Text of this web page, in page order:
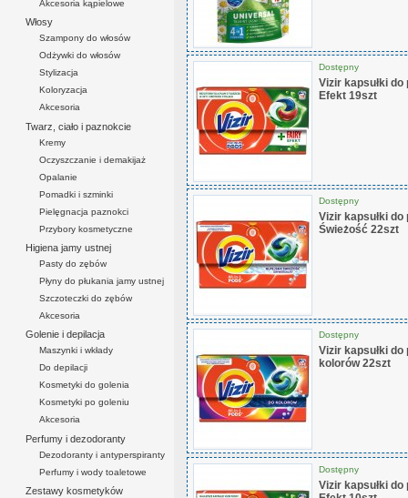
Akcesoria kąpielowe
Włosy
Szampony do włosów
Odżywki do włosów
Stylizacja
Koloryzacja
Akcesoria
Twarz, ciało i paznokcie
Kremy
Oczyszczanie i demakijaż
Opalanie
Pomadki i szminki
Pielęgnacja paznokci
Przybory kosmetyczne
Higiena jamy ustnej
Pasty do zębów
Płyny do płukania jamy ustnej
Szczoteczki do zębów
Akcesoria
Golenie i depilacja
Maszynki i wkłady
Do depilacji
Kosmetyki do golenia
Kosmetyki po goleniu
Akcesoria
Perfumy i dezodoranty
Dezodoranty i antyperspiranty
Perfumy i wody toaletowe
Zestawy kosmetyków
Dostępny
Vizir kapsułki
Efekt 19szt
Dostępny
Vizir kapsułki
Świeżość 22szt
Dostępny
Vizir kapsułki
kolorów 22szt
Dostępny
Vizir kapsułki